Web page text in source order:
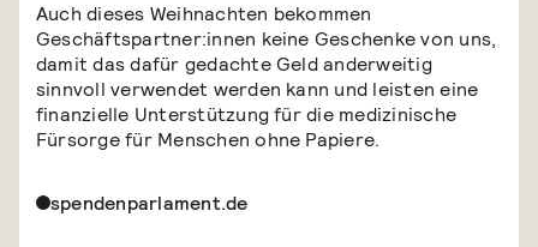
Auch dieses Weihnachten bekommen
Geschäftspartner:innen keine Geschenke von uns,
damit das dafür gedachte Geld anderweitig
sinnvoll verwendet werden kann und leisten eine
finanzielle Unterstützung für die medizinische
Fürsorge für Menschen ohne Papiere.
spendenparlament.de